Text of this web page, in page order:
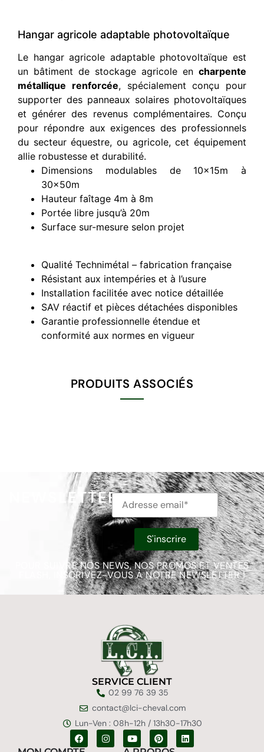
Hangar agricole adaptable photovoltaïque
Le hangar agricole adaptable photovoltaïque est
un bâtiment de stockage agricole en charpente
métallique renforcée, spécialement conçu pour
supporter des panneaux solaires photovoltaïques
et générer des revenus complémentaires. Conçu
pour répondre aux exigences des professionnels
du secteur équestre, ou agricole, cet équipement
allie robustesse et durabilité.
Dimensions modulables de 10x15m à
30x50m
Hauteur faîtage 4m à 8m
Portée libre jusqu’à 20m
Surface sur-mesure selon projet
Qualité Technimétal – fabrication française
Résistant aux intempéries et à l’usure
Installation facilitée avec notice détaillée
SAV réactif et pièces détachées disponibles
Garantie professionnelle étendue et
conformité aux normes en vigueur
PRODUITS ASSOCIÉS
NEWSLETTER
POUR SUIVRE NOS NEWS, NOS PROMOS ET VENTES
FLASH, INSCRIVEZ-VOUS À NOTRE NEWSLETTER !
SERVICE CLIENT
02 99 76 39 35
contact@lci-cheval.com
Lun-Ven : 08h-12h / 13h30-17h30